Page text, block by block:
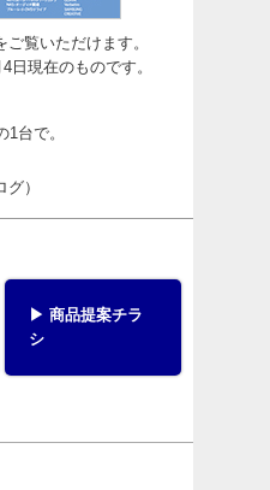
覧いただけます。
現在のものです。
台で。
）
▶ 商品提案チラ
シ